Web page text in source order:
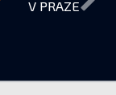
V PRAZE